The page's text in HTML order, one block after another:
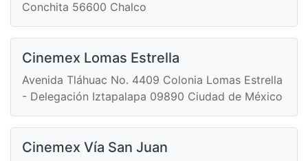
Conchita 56600 Chalco
Cinemex Lomas Estrella
Avenida Tláhuac No. 4409 Colonia Lomas Estrella
- Delegación Iztapalapa 09890 Ciudad de México
Cinemex Vía San Juan